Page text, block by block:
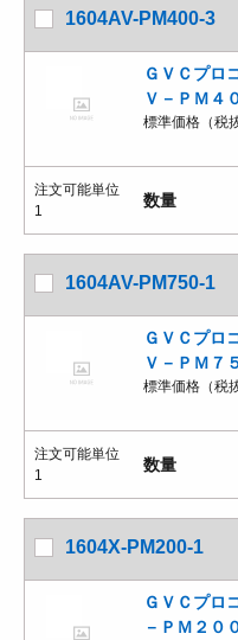
1604AV-PM400-3
ＧＶＣプロ
Ｖ－ＰＭ４
標準価格（税
注文可能単位
1
数量
1604AV-PM750-1
ＧＶＣプロ
Ｖ－ＰＭ７
標準価格（税
注文可能単位
1
数量
1604X-PM200-1
ＧＶＣプロ
－ＰＭ２０